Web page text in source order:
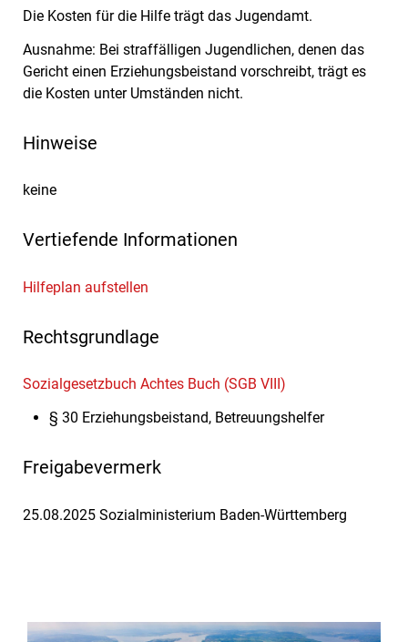
Die Kosten für die Hilfe trägt das Jugendamt.
Ausnahme: Bei straffälligen Jugendlichen, denen das
Gericht einen Erziehungsbeistand vorschreibt, trägt es
die Kosten unter Umständen nicht.
Hinweise
keine
Vertiefende Informationen
Hilfeplan aufstellen
Rechtsgrundlage
Sozialgesetzbuch Achtes Buch (SGB VIII)
§ 30 Erziehungsbeistand, Betreuungshelfer
Freigabevermerk
25.08.2025 Sozialministerium Baden-Württemberg